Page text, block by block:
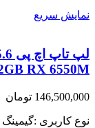
نمایش سریع
RX 6550M
146,500,000 تومان
نوع کاربری :گیمینگ